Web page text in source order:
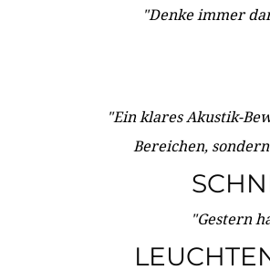
"Denke immer
"Ein klares Akustik-
Bereichen,
"Gestern